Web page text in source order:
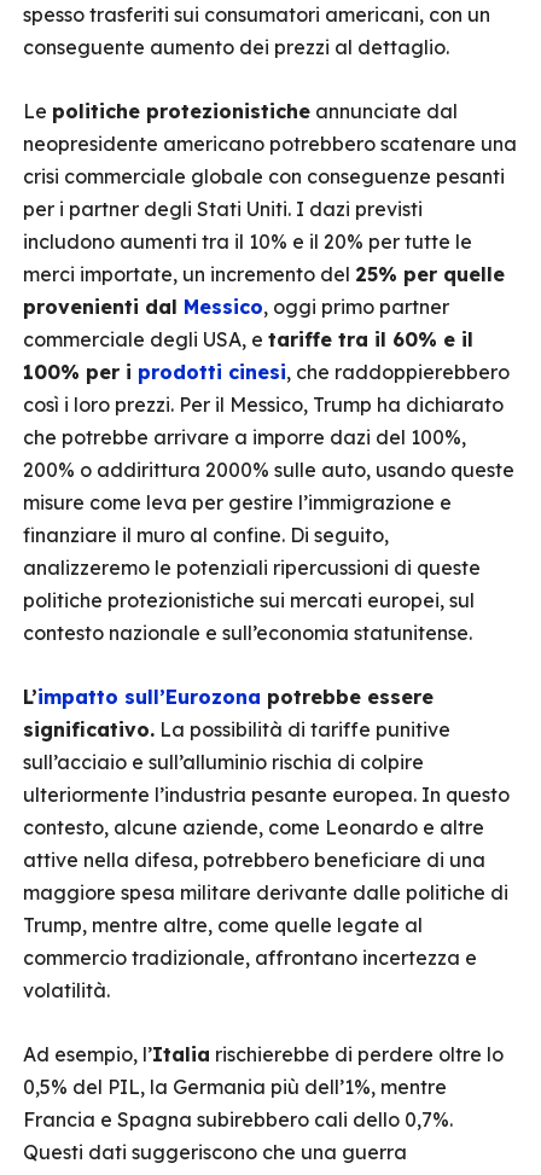
spesso trasferiti sui consumatori americani, con un
conseguente aumento dei prezzi al dettaglio.
Le politiche protezionistiche annunciate dal
neopresidente americano potrebbero scatenare una
crisi commerciale globale con conseguenze pesanti
per i partner degli Stati Uniti. I dazi previsti
includono aumenti tra il 10% e il 20% per tutte le
merci importate, un incremento del 25% per quelle
provenienti dal Messico, oggi primo partner
commerciale degli USA, e tariffe tra il 60% e il
100% per i prodotti cinesi, che raddoppierebbero
così i loro prezzi. Per il Messico, Trump ha dichiarato
che potrebbe arrivare a imporre dazi del 100%,
200% o addirittura 2000% sulle auto, usando queste
misure come leva per gestire l’immigrazione e
finanziare il muro al confine. Di seguito,
analizzeremo le potenziali ripercussioni di queste
politiche protezionistiche sui mercati europei, sul
contesto nazionale e sull’economia statunitense.
L’impatto sull’Eurozona potrebbe essere
significativo. La possibilità di tariffe punitive
sull’acciaio e sull’alluminio rischia di colpire
ulteriormente l’industria pesante europea. In questo
contesto, alcune aziende, come Leonardo e altre
attive nella difesa, potrebbero beneficiare di una
maggiore spesa militare derivante dalle politiche di
Trump, mentre altre, come quelle legate al
commercio tradizionale, affrontano incertezza e
volatilità.
Ad esempio, l’Italia rischierebbe di perdere oltre lo
0,5% del PIL, la Germania più dell’1%, mentre
Francia e Spagna subirebbero cali dello 0,7%.
Questi dati suggeriscono che una guerra